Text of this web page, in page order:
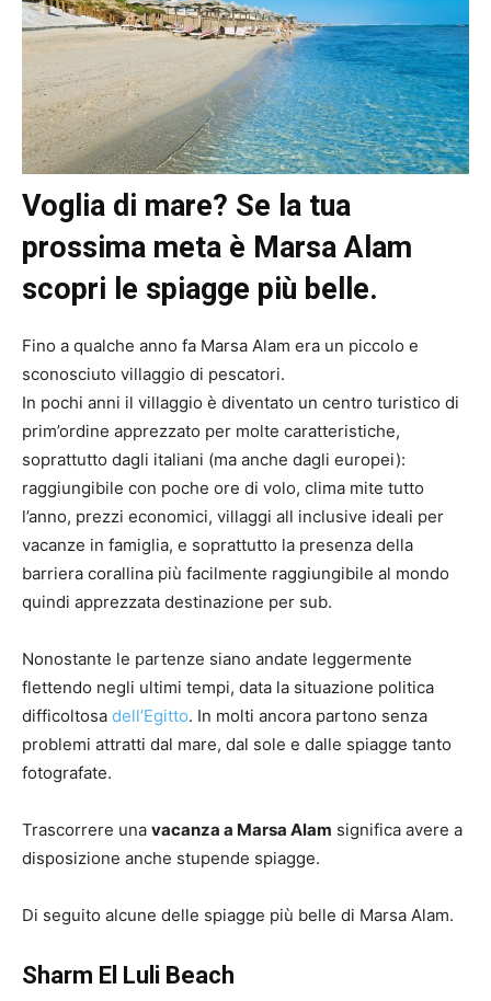
Voglia di mare? Se la tua
prossima meta è Marsa Alam
scopri le spiagge più belle.
Fino a qualche anno fa Marsa Alam era un piccolo e
sconosciuto villaggio di pescatori.
In pochi anni il villaggio è diventato un centro turistico di
prim’ordine apprezzato per molte caratteristiche,
soprattutto dagli italiani (ma anche dagli europei):
raggiungibile con poche ore di volo, clima mite tutto
l’anno, prezzi economici, villaggi all inclusive ideali per
vacanze in famiglia, e soprattutto la presenza della
barriera corallina più facilmente raggiungibile al mondo
quindi apprezzata destinazione per sub.
Nonostante le partenze siano andate leggermente
flettendo negli ultimi tempi, data la situazione politica
difficoltosa dell’Egitto. In molti ancora partono senza
problemi attratti dal mare, dal sole e dalle spiagge tanto
fotografate.
Trascorrere una vacanza a Marsa Alam significa avere a
disposizione anche stupende spiagge.
Di seguito alcune delle spiagge più belle di Marsa Alam.
Sharm El Luli Beach